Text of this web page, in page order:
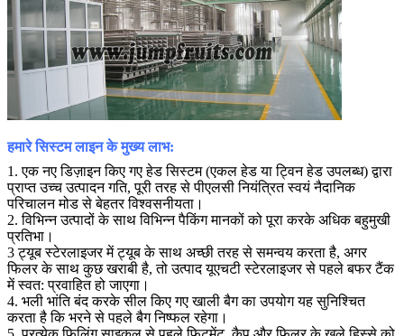
हमारे सिस्टम लाइन के मुख्य लाभ:
1. एक नए डिज़ाइन किए गए हेड सिस्टम (एकल हेड या ट्विन हेड उपलब्ध) द्वारा
प्राप्त उच्च उत्पादन गति, पूरी तरह से पीएलसी नियंत्रित स्वयं नैदानिक ​​
परिचालन मोड से बेहतर विश्वसनीयता।
2. विभिन्न उत्पादों के साथ विभिन्न पैकिंग मानकों को पूरा करके अधिक बहुमुखी
प्रतिभा।
3 ट्यूब स्टेरलाइजर में ट्यूब के साथ अच्छी तरह से समन्वय करता है, अगर
फिलर के साथ कुछ खराबी है, तो उत्पाद यूएचटी स्टेरलाइजर से पहले बफर टैंक
में स्वत: प्रवाहित हो जाएगा।
4. भली भांति बंद करके सील किए गए खाली बैग का उपयोग यह सुनिश्चित
करता है कि भरने से पहले बैग निष्फल रहेगा।